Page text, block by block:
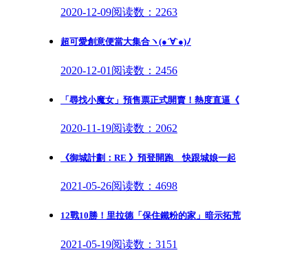
2020-12-09阅读数：2263
超可愛創意便當大集合ヽ(●´∀`●)ﾉ
2020-12-01 阅读数：2456
「尋找小魔女」預售票正式開賣！熱度直逼《
2020-11-19阅读数：2062
《御城計劃：RE 》預登開跑 快跟城娘一起
2021-05-26阅读数：4698
12戰10勝！里拉德「保住鐵粉的家」暗示拓荒
2021-05-19阅读数：3151